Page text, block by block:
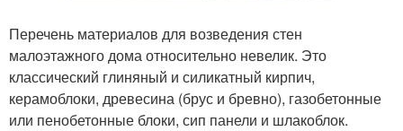
Перечень материалов для возведения стен
малоэтажного дома относительно невелик. Это
классический глиняный и силикатный кирпич,
керамоблоки, древесина (брус и бревно), газобетонные
или пенобетонные блоки, сип панели и шлакоблок.